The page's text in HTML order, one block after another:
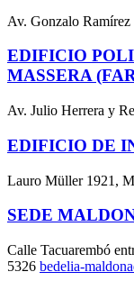
Av. Gonzalo
EDIFICIO
MASSERA
Av. Julio Herrera y
EDIFICIO DE
Lauro Müller 1921,
SEDE
Calle Tacuarembó
5326 bedelia-